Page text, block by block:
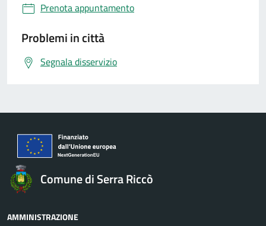
Prenota appuntamento
Problemi in città
Segnala disservizio
Comune di Serra Riccò
AMMINISTRAZIONE